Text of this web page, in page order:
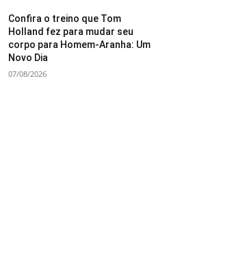
Confira o treino que Tom
Holland fez para mudar seu
corpo para Homem-Aranha: Um
Novo Dia
07/08/2026